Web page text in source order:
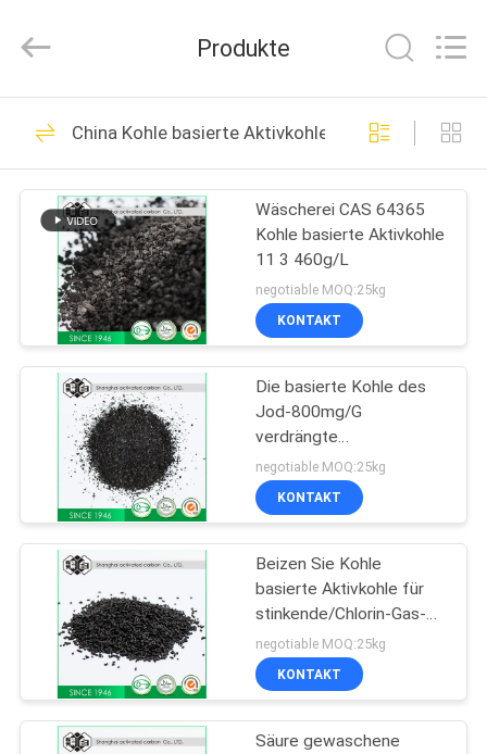
HAUS
PRODUKTE
ÜBER
UNS
FABRIK-
AUSFLUG
QUALITÄTSKONTROLLE
TRETEN
UNS
VERBINDUNG
Carbon
Co.,Ltd..
Reserved.
Kohle basierte
Aktivkohle
77
Kokosschale-
Aktivkohle
76
Pulverisierte
Aktivkohle
40
Produkte
China Kohle basierte Aktivkohle
Wäscherei CAS 64365
Kohle basierte Aktivkohle
11 3 460g/L
negotiable MOQ:25kg
KONTAKT
Die basierte Kohle des
Jod-800mg/G
verdrängte
Säulenaktivkohle für
Gasphasen
negotiable MOQ:25kg
KONTAKT
Beizen Sie Kohle
basierte Aktivkohle für
stinkende/Chlorin-Gas-
Reinigung
negotiable MOQ:25kg
KONTAKT
Säure gewaschene